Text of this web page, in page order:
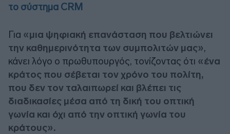
το σύστημα CRM
Για «μια ψηφιακή επανάσταση που βελτιώνει
την καθημερινότητα των συμπολιτών μας»,
κάνει λόγο ο πρωθυπουργός, τονίζοντας ότι «ένα
κράτος που σέβεται τον χρόνο του πολίτη,
που δεν τον ταλαιπωρεί και βλέπει τις
διαδικασίες μέσα από τη δική του οπτική
γωνία και όχι από την οπτική γωνία του
κράτους».